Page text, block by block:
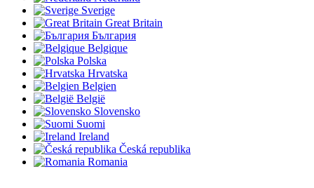
Sverige
Great Britain
България
Belgique
Polska
Hrvatska
Belgien
België
Slovensko
Suomi
Ireland
Česká republika
Romania